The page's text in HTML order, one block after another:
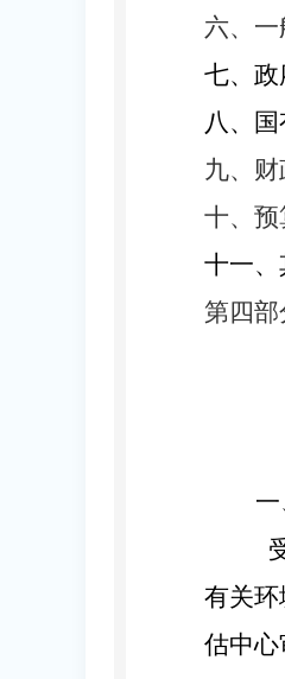
六、
七、 政
八、
九、
十、预
十一、
第四部
一
有关
估中